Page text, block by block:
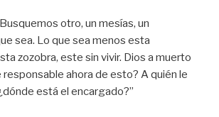
otro, un mesías, un
sea. Lo que sea menos esta
zozobra, este sin vivir. Dios a muerto
responsable ahora de esto? A quién le
está el encargado?”